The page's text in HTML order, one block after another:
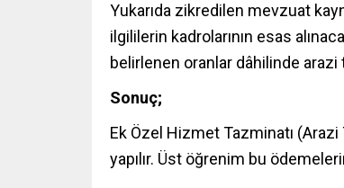
Yukarıda zikredilen mevzuat
ilgililerin kadrolarının esas
belirlenen oranlar dâhilinde arazi
Sonuç;
Ek Özel Hizmet Tazminatı
yapılır. Üst öğrenim bu